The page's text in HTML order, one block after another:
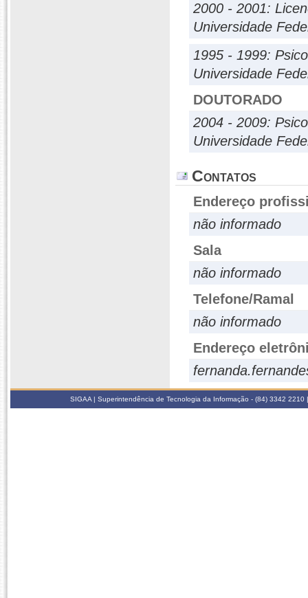
2000 - 2001:
Universidade
1995 - 1999:
Universidade
DOUTORADO
2004 - 2009:
Universidade
Contatos
Endereço
não informado
Sala
não informado
Telefone/Ramal
não informado
Endereço
SIGAA | Superintendência de Tecnologia da Informação - (84) 3342